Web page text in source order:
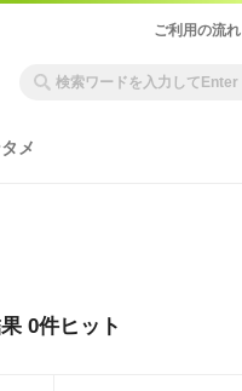
ご利用の流れ
メ
0件ヒット